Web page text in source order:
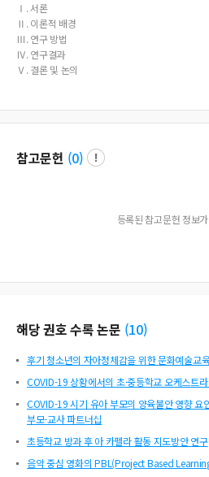
Ⅰ. 서론
Ⅱ. 이론적 배경
Ⅲ. 연구 방법
Ⅳ. 연구결과
Ⅴ. 결론 및 논의
참고문헌 (0)
등록된 참고문헌 정보
해당 권호 수록 논문 (10)
후기 청소년의 자아정체감을 위한 문화예술교
COVID-19 상황에서의 초·중등학교 오케스트
COVID-19 시기 유아 부모의 양육불안 영향 요
부모-교사 파트너십
초등학교 방과 후 아 카펠라 활동 지도방안 연구
음악 중심 영화의 PBL(Project Based